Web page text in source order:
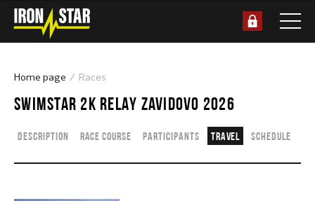
Home page Races
SWIMSTAR 2K RELAY ZAVIDOVO 2026
Description Race course Participants Travel Schedule